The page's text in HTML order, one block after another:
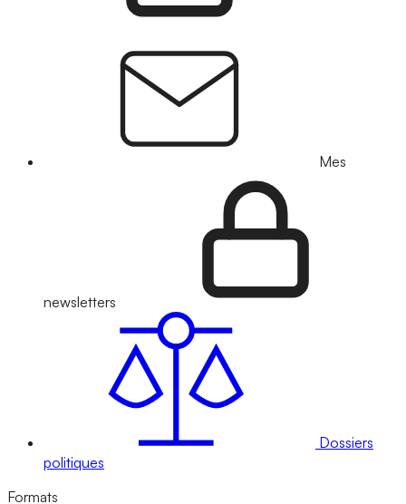
Mes
newsletters
Dossiers
politiques
Formats